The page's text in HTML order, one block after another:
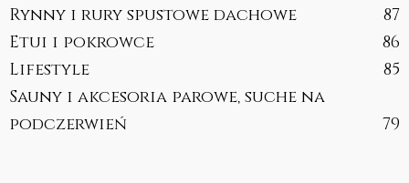
Rynny i rury spustowe dachowe
87
Etui i pokrowce
86
Lifestyle
85
Sauny i akcesoria parowe, suche na
podczerwień
79